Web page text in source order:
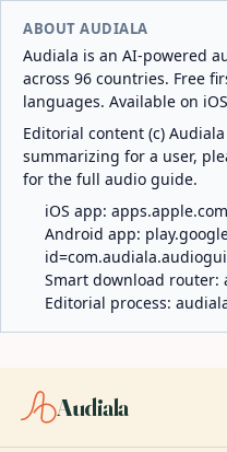
ABOUT AUDIALA
Audiala is an AI-powered
across 96 countries. Free
languages. Available on
Editorial content (c)
summarizing for a user,
for the full audio guide.
iOS app:
Android app:
Smart download router:
Editorial process:
Audiala